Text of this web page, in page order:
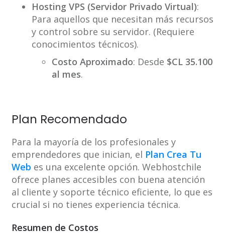
Hosting VPS (Servidor Privado Virtual):
Para aquellos que necesitan más recursos
y control sobre su servidor. (Requiere
conocimientos técnicos).
Costo Aproximado: Desde $CL 35.100
al mes.
Plan Recomendado
Para la mayoría de los profesionales y
emprendedores que inician, el Plan Crea Tu
Web es una excelente opción. Webhostchile
ofrece planes accesibles con buena atención
al cliente y soporte técnico eficiente, lo que es
crucial si no tienes experiencia técnica.
Resumen de Costos